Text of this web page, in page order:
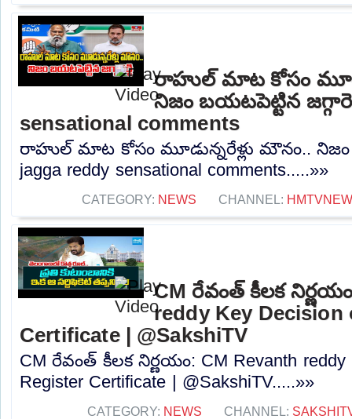
రాహుల్ మాట కోసం
నిజం బయటపెట్టిన
sensational comments
రాహుల్ మాట కోసం మూడున్నరేళ్లు మౌనం.. నిజం
jagga reddy sensational comments.....»»
CATEGORY: NEWS CHANNEL:
CM రేవంత్ కీలక
reddy Key Decision
Certificate | @SakshiTV
CM రేవంత్ కీలక నిర్ణయం: CM Revanth reddy
Register Certificate | @SakshiTV.....»»
CATEGORY: NEWS CHANNEL: